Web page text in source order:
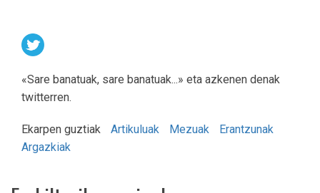
«Sare banatuak, sare banatuak...» eta azkenen denak
twitterren.
Ekarpen guztiak Artikuluak Mezuak
Erantzunak
Argazkiak